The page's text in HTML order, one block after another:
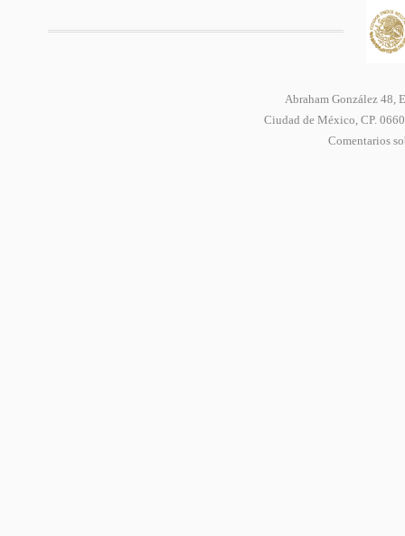
Abraham González 48,
Ciudad de México, CP.
Comentarios